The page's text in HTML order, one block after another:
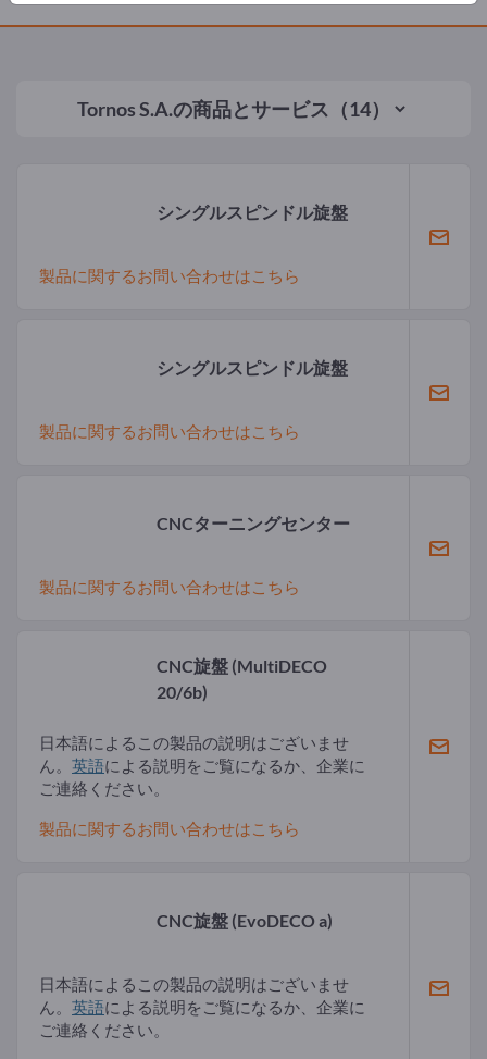
Tornos S.A.の商品とサービス（14）
シングルスピンドル旋盤
製品に関するお問い合わせはこちら
シングルスピンドル旋盤
製品に関するお問い合わせはこちら
CNCターニングセンター
製品に関するお問い合わせはこちら
CNC旋盤 (MultiDECO
20/6b)
日本語によるこの製品の説明はございませ
ん。 英語による説明をご覧になるか、企業に
ご連絡ください。
製品に関するお問い合わせはこちら
CNC旋盤 (EvoDECO a)
日本語によるこの製品の説明はございませ
ん。 英語による説明をご覧になるか、企業に
ご連絡ください。